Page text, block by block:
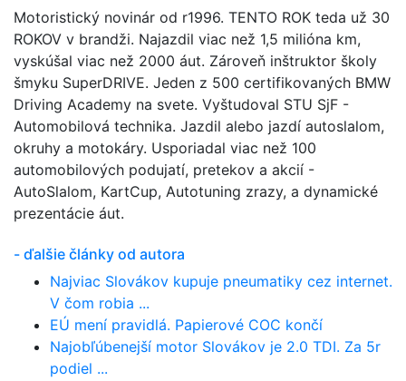
Motoristický novinár od r1996. TENTO ROK teda už 30
ROKOV v brandži. Najazdil viac než 1,5 milióna km,
vyskúšal viac než 2000 áut. Zároveň inštruktor školy
šmyku SuperDRIVE. Jeden z 500 certifikovaných BMW
Driving Academy na svete. Vyštudoval STU SjF -
Automobilová technika. Jazdil alebo jazdí autoslalom,
okruhy a motokáry. Usporiadal viac než 100
automobilových podujatí, pretekov a akcií -
AutoSlalom, KartCup, Autotuning zrazy, a dynamické
prezentácie áut.
- ďalšie články od autora
Najviac Slovákov kupuje pneumatiky cez internet.
V čom robia ...
EÚ mení pravidlá. Papierové COC končí
Najobľúbenejší motor Slovákov je 2.0 TDI. Za 5r
podiel ...